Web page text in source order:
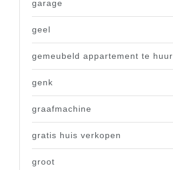
garage
geel
gemeubeld appartement te huur
genk
graafmachine
gratis huis verkopen
groot